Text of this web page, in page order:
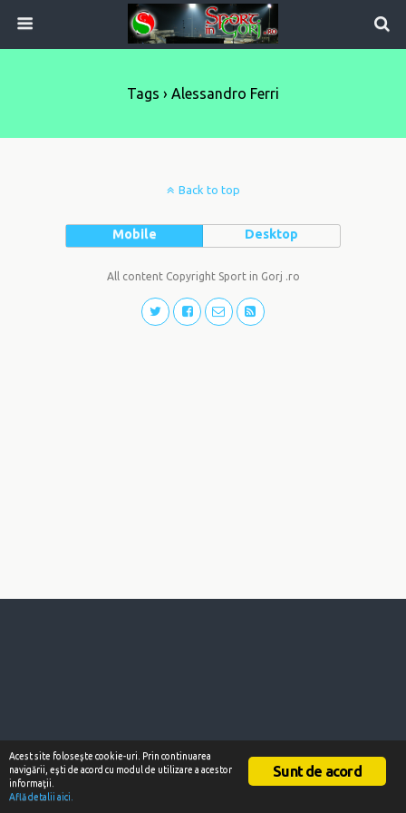
Tags › Alessandro Ferri
Back to top
Mobile Desktop
All content Copyright Sport in Gorj .ro
Sunt de acord
Acest site foloseşte cookie-uri. Prin continuarea
navigării, eşti de acord cu modul de utilizare a acestor
informaţii.
Află detalii aici.